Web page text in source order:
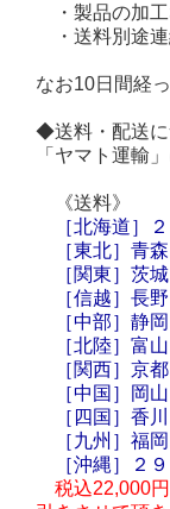
・製品の加工
・送料別途連
なお10日間経
◆送料・配送に
「ヤマト運輸
《送料》
［北海道］
［東北］青
［関東］茨城
［信越］長
［中部］静
［北陸］富
［関西］京
［中国］岡
［四国］香
［九州］福岡
［沖縄］２
税込22,000円